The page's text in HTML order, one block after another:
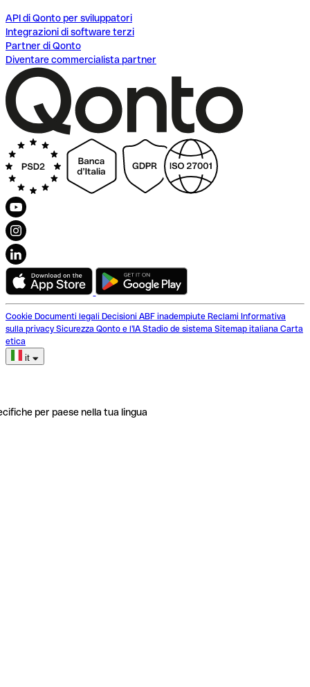
API di Qonto per sviluppatori
Integrazioni di software terzi
Partner di Qonto
Diventare commercialista partner
Cookie Documenti legali Decisioni ABF inadempiute Reclami Informativa
sulla privacy Sicurezza Qonto e l'IA Stadio de sistema Sitemap italiana Carta
etica
it
per paese nella tua lingua